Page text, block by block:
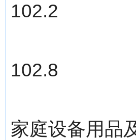
102.2
102.8
家庭设备用品